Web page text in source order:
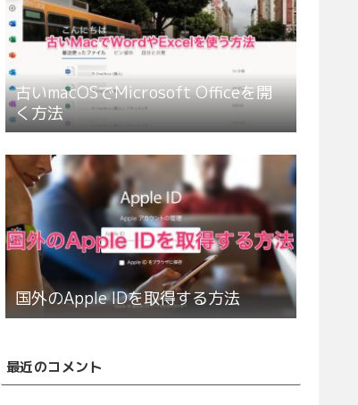
古いmacOSでMicrosoft Officeを開
く方法
国外のApple IDを取得する方法
最近のコメント